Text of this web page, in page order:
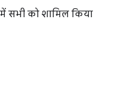
सभी को शामिल किया